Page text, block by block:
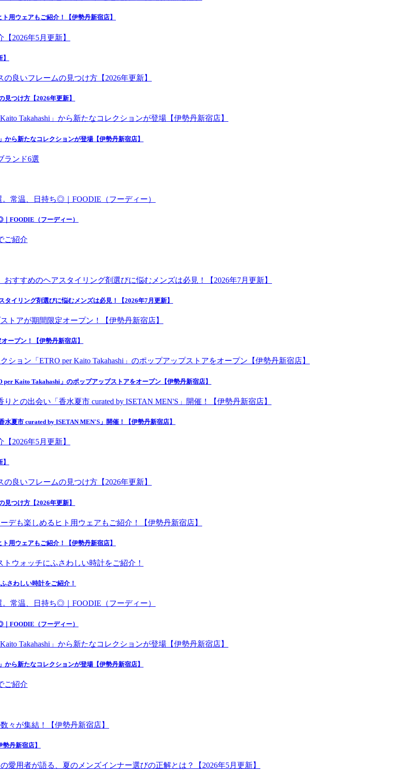
用ウェアもご紹介！【伊勢丹新宿店】
つけ方【2026年更新】
ら新たなコレクションが登場【伊勢丹新宿店】
FOODIE（フーディー）
イリング剤選びに悩むメンズは必見！【2026年7月更新】
ープン！【伊勢丹新宿店】
Kaito Takahashi」のポップアップストアをオープン【伊勢丹新宿店】
夏市 curated by ISETAN MEN'S」開催！【伊勢丹新宿店】
つけ方【2026年更新】
用ウェアもご紹介！【伊勢丹新宿店】
さわしい時計をご紹介！
FOODIE（フーディー）
ら新たなコレクションが登場【伊勢丹新宿店】
丹新宿店】